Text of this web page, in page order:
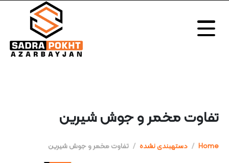
تفاوت مخمر و جوش شیرین
Home دستهبندی نشده تفاوت مخمر و جوش شیرین